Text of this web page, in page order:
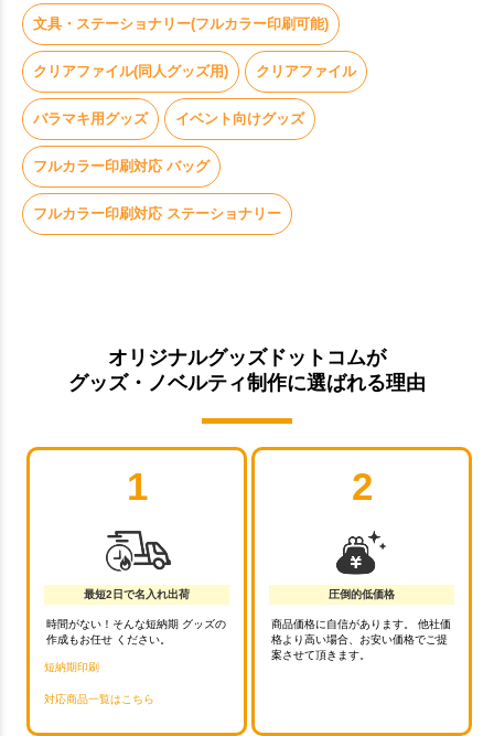
文具・ステーショナリー(フルカラー印刷可能)
クリアファイル(同人グッズ用) クリアファイル
バラマキ用グッズ イベント向けグッズ
フルカラー印刷対応 バッグ
フルカラー印刷対応 ステーショナリー
オリジナルグッズドットコムが
グッズ・ノベルティ制作に選ばれる理由
1
最短2日で名入れ出荷
時間がない！そんな短納期 グッズの
作成もお任せ ください。
短納期印刷
対応商品一覧はこちら
2
圧倒的低価格
商品価格に自信があります。 他社価
格より高い場合、お安い価格でご提
案させて頂きます。